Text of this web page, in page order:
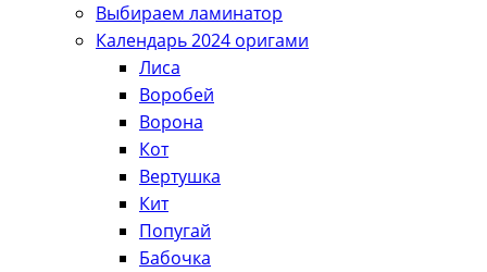
Выбираем ламинатор
Календарь 2024 оригами
Лиса
Воробей
Ворона
Кот
Вертушка
Кит
Попугай
Бабочка